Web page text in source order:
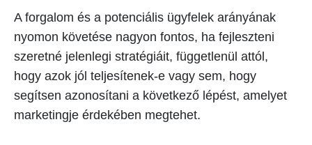
A forgalom és a potenciális ügyfelek arányának
nyomon követése nagyon fontos, ha fejleszteni
szeretné jelenlegi stratégiáit, függetlenül attól,
hogy azok jól teljesítenek-e vagy sem, hogy
segítsen azonosítani a következő lépést, amelyet
marketingje érdekében megtehet.